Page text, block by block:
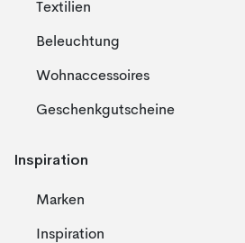
Textilien
Beleuchtung
Wohnaccessoires
Geschenkgutscheine
Inspiration
Marken
Inspiration